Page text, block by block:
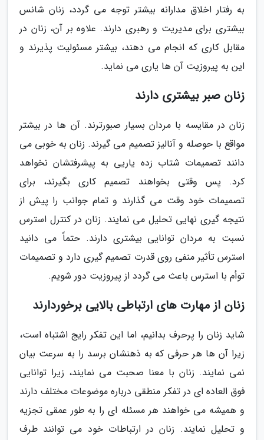
به رفتار اخلاق مدارانه بیشتر توجه می گردد، زنان شانس
بیشتری برای مدیریت و رهبری دارند. علاوه بر آن، زنان در
مقابل کاری که انجام می دهند، بیشتر مسئولیت پذیرند و
این به پیروزیت آن ها یاری می نماید.
زنان صبر بیشتری دارند
زنان در مقایسه با مردان بسیار صبورترند. آن ها در بیشتر
مواقع با حوصله و آنالیز تصمیم می گیرند. زنان به خوبی می
دانند تصمیمات شتاب زده یاریی به پیشرفتشان نخواهد
کرد. پس وقتی بخواهند تصمیم کاری بگیرند، برای
تصمیمات خود وقت می گذارند و تمام جوانب را پیش از
نتیجه گیری نهایی تحلیل می نمایند. زنان در کنترل استرس
نسبت به مردان توانایی بیشتری دارند. حتماً می دانید
استرس تأثیر منفی روی قدرت تصمیم گیری دارد و تصمیمات
توأم با استرس باعث می گردد از پیروزیت دور شویم.
زنان از مهارت های ارتباطی بالایی برخوردارند
شاید زنان را پرحرف بدانیم، اما این تفکر رایج اشتباه است،
زیرا آن ها هر حرفی که به ذهنشان برسد را به سرعت بیان
نمی نمایند. زنان با معنا صحبت می نمایند، زیرا توانایی
فوق العاده ای در تفکر منطقی درباره موضوعات مختلف دارند
و همیشه می خواهند هر مسئله ای را به طور عمقی تجزیه
و تحلیل نمایند. زنان در ارتباطات خود می توانند طرف